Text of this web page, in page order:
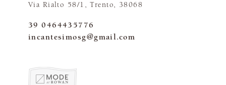
Via Rialto 58/1, Trento, 38068
39 0464435776
incantesimosg@gmail.com